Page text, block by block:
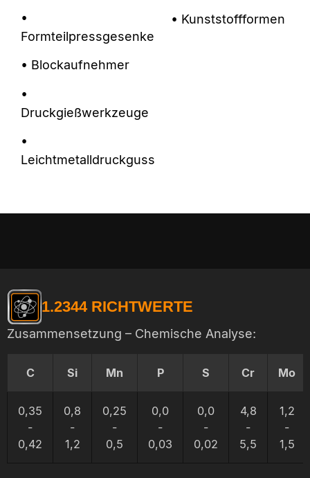
•
Formteilpressgesenke
• Blockaufnehmer
•
Druckgießwerkzeuge
•
Leichtmetalldruckguss
• Kunststoffformen
1.2344 RICHTWERTE
Zusammensetzung – Chemische Analyse:
C Si Mn P S Cr Mo
0,35
-
0,42
0,8
-
1,2
0,25
-
0,5
0,0
-
0,03
0,0
-
0,02
4,8
-
5,5
1,2
-
1,5